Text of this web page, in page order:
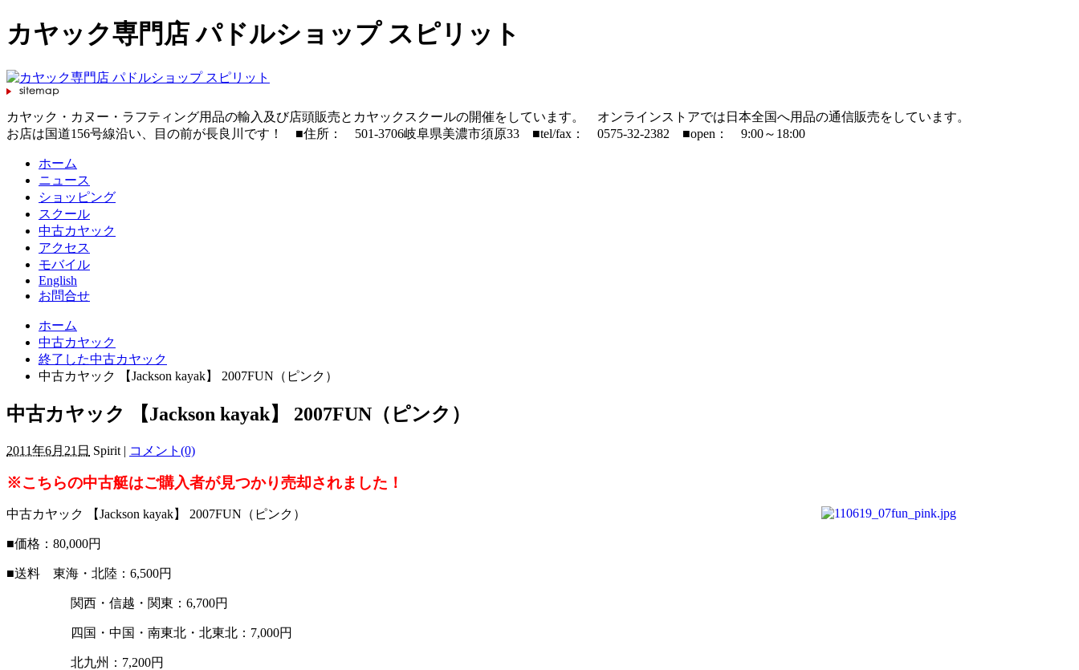
カヤック専門店 パドルショップ スピリット
カヤック・カヌー・ラフティング用品の輸入及び店頭販売とカヤックスクールの開催をしています。 オンラインストアでは日本全国へ用品の通信販売をしています。
お店は国道156号線沿い、目の前が長良川です！ ■住所： 501-3706岐阜県美濃市須原33 ■tel/fax： 0575-32-2382 ■open： 9:00～18:00
ホーム
ニュース
ショッピング
スクール
中古カヤック
アクセス
モバイル
English
お問合せ
ホーム
中古カヤック
終了した中古カヤック
中古カヤック 【Jackson kayak】 2007FUN（ピンク）
中古カヤック 【Jackson kayak】 2007FUN（ピンク）
2011年6月21日 Spirit | コメント(0)
※こちらの中古艇はご購入者が見つかり売却されました！
中古カヤック 【Jackson kayak】 2007FUN（ピンク）
■価格：80,000円
■送料 東海・北陸：6,500円
関西・信越・関東：6,700円
四国・中国・南東北・北東北：7,000円
北九州：7,200円